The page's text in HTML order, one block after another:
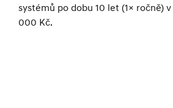
systémů po dobu 10 let (1× ročně)
000 Kč.